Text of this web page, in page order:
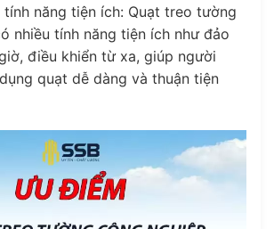
tính năng tiện ích: Quạt treo tường
nhiều tính năng tiện ích như đảo
điều khiển từ xa, giúp người
quạt dễ dàng và thuận tiện